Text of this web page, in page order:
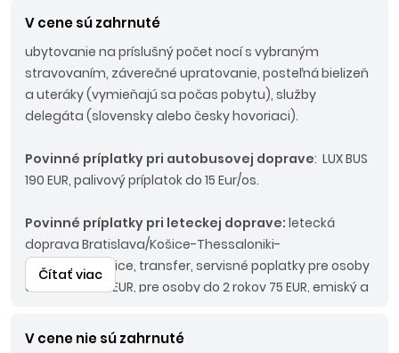
V cene sú zahrnuté
ubytovanie na príslušný počet nocí s vybraným
stravovaním, záverečné upratovanie, posteľná bielizeň
a uteráky (vymieňajú sa počas pobytu), služby
delegáta (slovensky alebo česky hovoriaci).
Povinné príplatky pri autobusovej doprave: LUX BUS
190 EUR, palivový príplatok do 15 Eur/os.
Povinné príplatky pri leteckej doprave: letecká
doprava Bratislava/Košice-Thessaloniki-
Bratislava/Košice, transfer, servisné poplatky pre osoby
od 2 rokov 195 EUR, pre osoby do 2 rokov 75 EUR, emiský a
príplatok do 45 Eur/os.
Čítať viac
V cene nie sú zahrnuté